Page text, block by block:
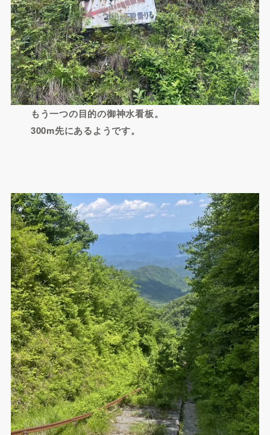
もう一つの目的の御神水看板。
300m先にあるようです。